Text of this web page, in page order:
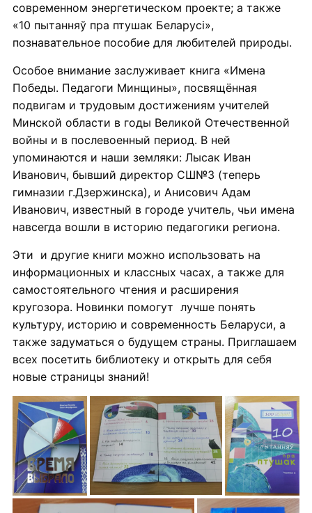
современном энергетическом проекте; а также
«10 пытанняў пра птушак Беларусі»,
познавательное пособие для любителей природы.
Особое внимание заслуживает книга «Имена
Победы. Педагоги Минщины», посвящённая
подвигам и трудовым достижениям учителей
Минской области в годы Великой Отечественной
войны и в послевоенный период. В ней
упоминаются и наши земляки: Лысак Иван
Иванович, бывший директор СШ№3 (теперь
гимназии г.Дзержинска), и Анисович Адам
Иванович, известный в городе учитель, чьи имена
навсегда вошли в историю педагогики региона.
Эти и другие книги можно использовать на
информационных и классных часах, а также для
самостоятельного чтения и расширения
кругозора. Новинки помогут лучше понять
культуру, историю и современность Беларуси, а
также задуматься о будущем страны. Приглашаем
всех посетить библиотеку и открыть для себя
новые страницы знаний!